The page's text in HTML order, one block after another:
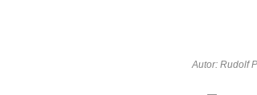
Autor: Rudolf